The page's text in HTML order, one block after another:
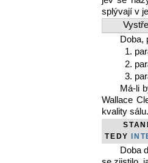
splývají v
Doba,
1.
2.
3.
Má-li
Wallace
kvality sálu.
TEDY
Doba